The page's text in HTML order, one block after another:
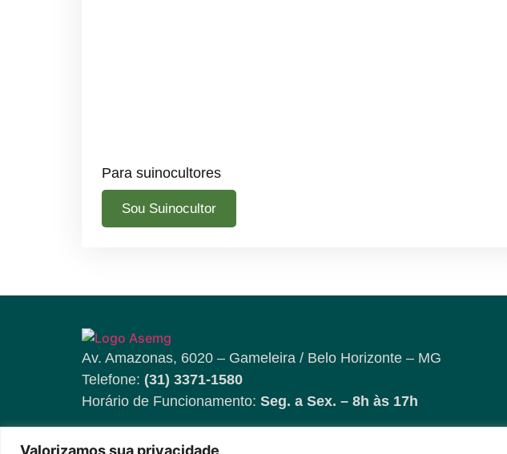
Valorizamos sua privacidade
Para suinocultores
Sou Suinocultor
Av. Amazonas, 6020 – Gameleira / Belo Horizonte – MG
Telefone: (31) 3371-1580
Horário de Funcionamento: Seg. a Sex. – 8h às 17h